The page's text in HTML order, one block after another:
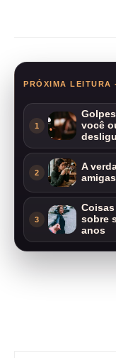
PRÓXIMA LEITURA
1
você
2
A
3
sobre
anos